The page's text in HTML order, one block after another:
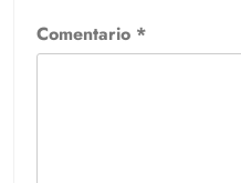
Comentario *